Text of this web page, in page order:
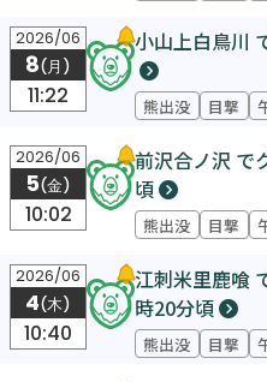
2026/06
8(月)
11:22
小山上白鳥川
熊出没 目撃
2026/06
5(金)
10:02
前沢合ノ沢
頃
熊出没 目撃
2026/06
4(木)
10:40
江刺米里鹿喰
時20分頃
熊出没 目撃